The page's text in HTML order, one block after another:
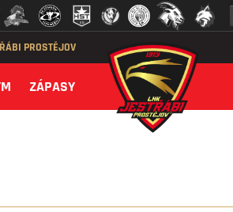
PROSTĚJOV
ZÁPASY